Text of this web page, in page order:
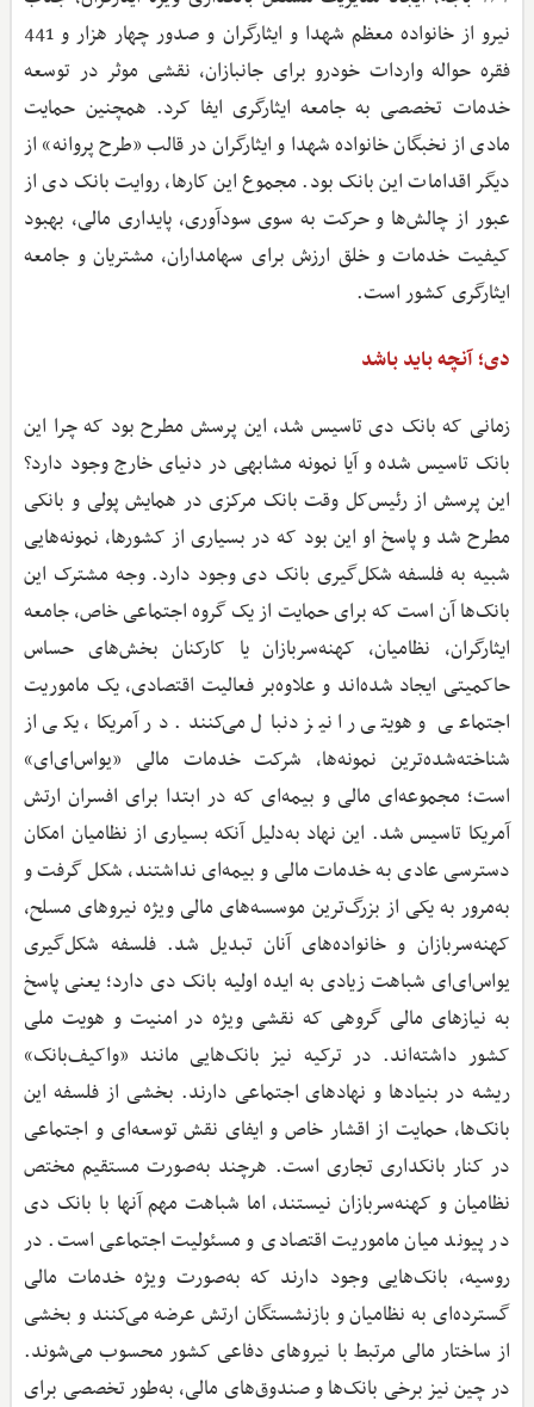
نیرو از خانواده معظم شهدا و ایثارگران و صدور چهار هزار و 441
فقره حواله واردات خودرو برای جانبازان، نقشی موثر در توسعه
خدمات تخصصی به جامعه ایثارگری ایفا کرد. همچنین حمایت
مادی از نخبگان خانواده شهدا و ایثارگران در قالب «طرح پروانه» از
دیگر اقدامات این بانک بود. مجموع این کارها، روایت بانک دی از
عبور از چالش‌ها و حرکت به سوی سودآوری، پایداری مالی، بهبود
کیفیت خدمات و خلق ارزش برای سهامداران، مشتریان و جامعه
ایثارگری کشور است.
دی؛ آنچه باید باشد
زمانی که بانک دی تاسیس شد، این پرسش مطرح بود که چرا این
بانک تاسیس شده و آیا نمونه مشابهی در دنیای خارج وجود دارد؟
این پرسش از رئیس‌کل وقت بانک مرکزی در همایش پولی و بانکی
مطرح شد و پاسخ او این بود که در بسیاری از کشورها، نمونه‌هایی
شبیه به فلسفه شکل‌گیری بانک دی وجود دارد. وجه مشترک این
بانک‌ها آن است که برای حمایت از یک گروه اجتماعی خاص، جامعه
ایثارگران، نظامیان، کهنه‌سربازان یا کارکنان بخش‌های حساس
حاکمیتی ایجاد شده‌اند و علاوه‌بر فعالیت اقتصادی، یک ماموریت
اجتماعی و هویتی را نیز دنبال می‌کنند. در آمریکا، یکی از
شناخته‌شده‌ترین نمونه‌ها، شرکت خدمات مالی «یواس‌ای‌ای»
است؛ مجموعه‌ای مالی و بیمه‌ای که در ابتدا برای افسران ارتش
آمریکا تاسیس شد. این نهاد به‌دلیل آنکه بسیاری از نظامیان امکان
دسترسی عادی به خدمات مالی و بیمه‌ای نداشتند، شکل گرفت و
به‌مرور به یکی از بزرگ‌ترین موسسه‌های مالی ویژه نیروهای مسلح،
کهنه‌سربازان و خانواده‌های آنان تبدیل شد. فلسفه شکل‌گیری
یواس‌ای‌ای شباهت زیادی به ایده اولیه بانک دی دارد؛ یعنی پاسخ
به نیازهای مالی گروهی که نقشی ویژه‌ در امنیت و هویت ملی
کشور داشته‌اند. در ترکیه نیز بانک‌هایی مانند «واکیف‌بانک»
ریشه در بنیادها و نهادهای اجتماعی دارند. بخشی از فلسفه این
بانک‌ها، حمایت از اقشار خاص و ایفای نقش توسعه‌ای و اجتماعی
در کنار بانکداری تجاری است. هرچند به‌صورت مستقیم مختص
نظامیان و کهنه‌سربازان نیستند، اما شباهت مهم آنها با بانک دی
در پیوند میان ماموریت اقتصادی و مسئولیت اجتماعی است. در
روسیه، بانک‌هایی وجود دارند که به‌صورت ویژه خدمات مالی
گسترده‌ای به نظامیان و بازنشستگان ارتش عرضه می‌کنند و بخشی
از ساختار مالی مرتبط با نیروهای دفاعی کشور محسوب می‌شوند.
در چین نیز برخی بانک‌ها و صندوق‌های مالی، به‌طور تخصصی برای